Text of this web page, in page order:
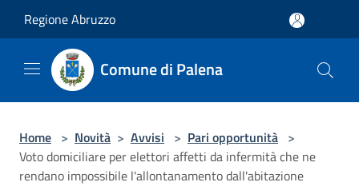
Regione Abruzzo
Comune di Palena
Home > Novità > Avvisi > Pari opportunità >
Voto domiciliare per elettori affetti da infermità che ne
rendano impossibile l'allontanamento dall'abitazione